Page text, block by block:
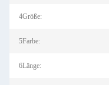
4Größe:
5Farbe:
6Länge: